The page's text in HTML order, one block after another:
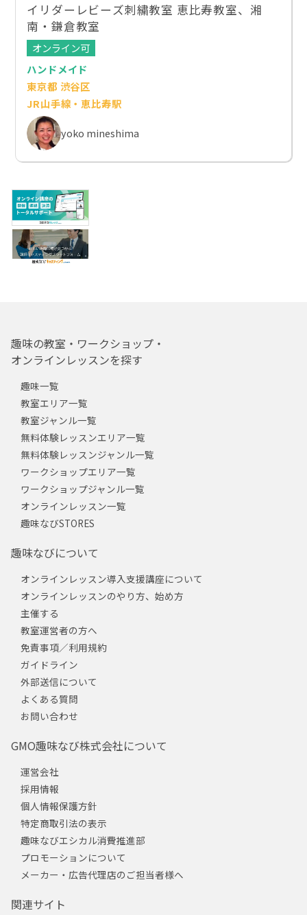
イリダーレビーズ刺繍教室 恵比寿教室、湘
南・鎌倉教室
オンライン可
ハンドメイド
東京都 渋谷区
JR山手線・恵比寿駅
yoko mineshima
趣味の教室・ワークショップ・
オンラインレッスンを探す
趣味一覧
教室エリア一覧
教室ジャンル一覧
無料体験レッスンエリア一覧
無料体験レッスンジャンル一覧
ワークショップエリア一覧
ワークショップジャンル一覧
オンラインレッスン一覧
趣味なびSTORES
趣味なびについて
オンラインレッスン導入支援講座について
オンラインレッスンのやり方、始め方
主催する
教室運営者の方へ
免責事項／利用規約
ガイドライン
外部送信について
よくある質問
お問い合わせ
GMO趣味なび株式会社について
運営会社
採用情報
個人情報保護方針
特定商取引法の表示
趣味なびエシカル消費推進部
プロモーションについて
メーカー・広告代理店のご担当者様へ
関連サイト